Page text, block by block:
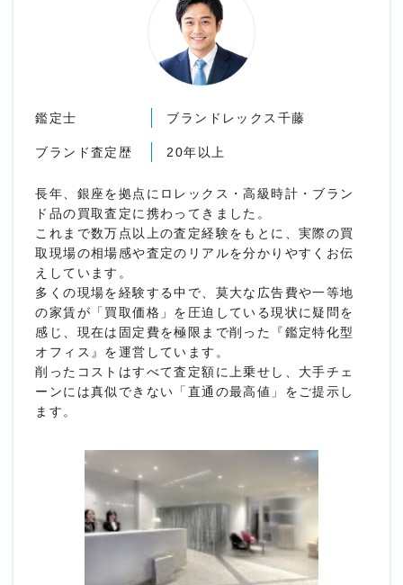
鑑定士 ブランドレックス千藤
ブランド査定歴 20年以上
長年、銀座を拠点にロレックス・高級時計・ブラン
ド品の買取査定に携わってきました。
これまで数万点以上の査定経験をもとに、実際の買
取現場の相場感や査定のリアルを分かりやすくお伝
えしています。
多くの現場を経験する中で、莫大な広告費や一等地
の家賃が「買取価格」を圧迫している現状に疑問を
感じ、現在は固定費を極限まで削った『鑑定特化型
オフィス』を運営しています。
削ったコストはすべて査定額に上乗せし、大手チェ
ーンには真似できない「直通の最高値」をご提示し
ます。